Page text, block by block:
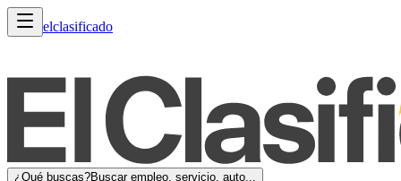
elclasificado
¿Qué buscas?Buscar empleo, servicio, auto...